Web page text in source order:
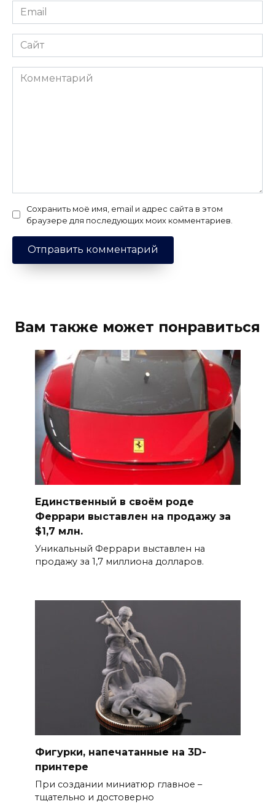
Email
*
Сайт
Комментарий
Сохранить моё имя, email и адрес сайта в этом
браузере для последующих моих комментариев.
Вам также может понравиться
Единственный в своём роде
Феррари выставлен на продажу за
$1,7 млн.
Уникальный Феррари выставлен на
продажу за 1,7 миллиона долларов.
Фигурки, напечатанные на 3D-
принтере
При создании миниатюр главное –
тщательно и достоверно